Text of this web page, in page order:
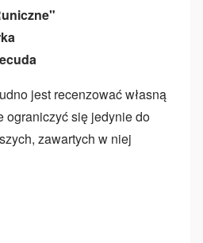
jest recenzować własną
ograniczyć się jedynie do
zawartych w niej